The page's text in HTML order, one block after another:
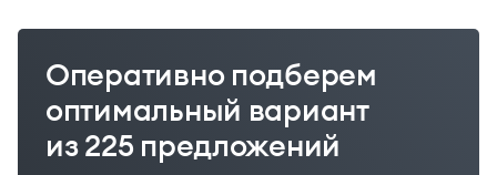
Оперативно подберем
оптимальный вариант
из 225 предложений